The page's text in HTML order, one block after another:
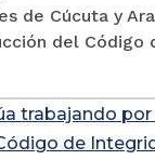
de Cúcuta y
del Código
trabajando por
de